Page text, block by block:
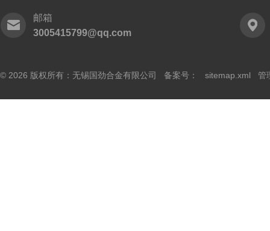
邮箱
3005415799@qq.com
© 2026 版权所有：无锡国劲合金有限公司 备案号： sitemap.xml 管